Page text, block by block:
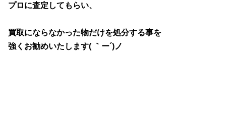
プロに査定してもらい、
買取にならなかった物だけを処分する事を
強くお勧めいたします( ｀ー´)ノ